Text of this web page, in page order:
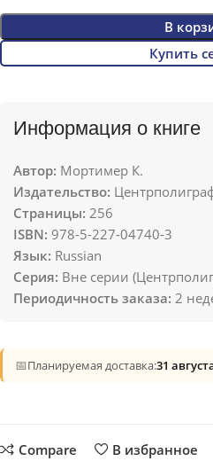
В
Купить
Информация о книге
Автор: Мортимер К.
Издательство:
Страницы: 256
ISBN: 978-5-227-04740-3
Язык: Russian
Серия: Вне серии
Периодичность заказа: 2
📅Планируемая доставка:31
Compare В избранное